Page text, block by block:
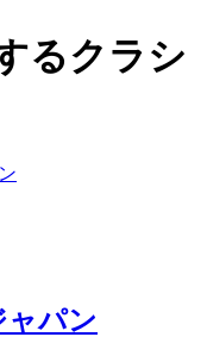
るクラシ
パン